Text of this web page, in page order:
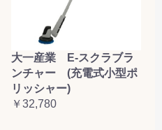
大一産業 E-スクラブラ
ンチャー (充電式小型ポ
リッシャー)
￥32,780